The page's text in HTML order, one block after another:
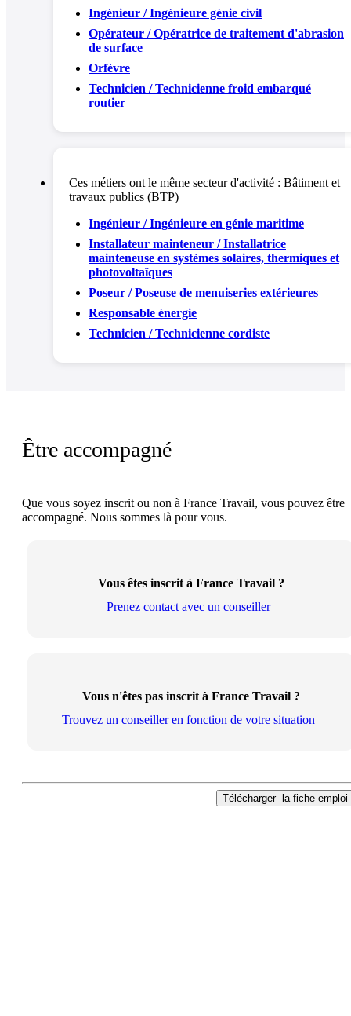
Ingénieur / Ingénieure génie civil
Opérateur / Opératrice de traitement d'abrasion
de surface
Orfèvre
Technicien / Technicienne froid embarqué
routier
Ces métiers ont le même secteur d'activité : Bâtiment et
travaux publics (BTP)
Ingénieur / Ingénieure en génie maritime
Installateur mainteneur / Installatrice
mainteneuse en systèmes solaires, thermiques et
photovoltaïques
Poseur / Poseuse de menuiseries extérieures
Responsable énergie
Technicien / Technicienne cordiste
Être accompagné
Que vous soyez inscrit ou non à France Travail, vous pouvez être
accompagné. Nous sommes là pour vous.
Vous êtes inscrit à France Travail ?
Prenez contact avec un conseiller
Vous n'êtes pas inscrit à France Travail ?
Trouvez un conseiller en fonction de votre situation
Télécharger la fiche emploi